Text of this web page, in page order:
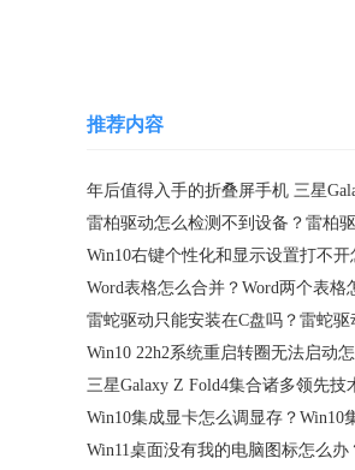
推荐内容
年后值得入手的折叠屏手机 三星
雷柏驱动怎么检测不到设备？雷柏
Word表格怎么合并？Word两个表格
雷蛇驱动只能安装在C盘吗？雷蛇驱
三星Galaxy Z Fold4集合诸多领先技
Win10集成显卡怎么调显存？Win10